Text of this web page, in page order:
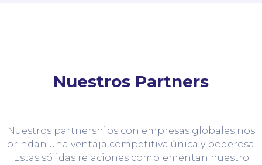
Nuestros Partners
Nuestros partnerships con empresas globales nos
brindan una ventaja competitiva única y poderosa.
Estas sólidas relaciones complementan nuestro